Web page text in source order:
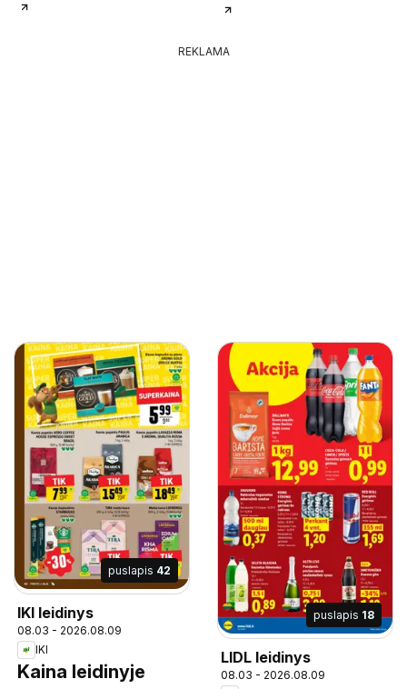
REKLAMA
puslapis 42
IKI leidinys
08.03 - 2026.08.09
IKI
Kaina leidinyje
puslapis 18
LIDL leidinys
08.03 - 2026.08.09